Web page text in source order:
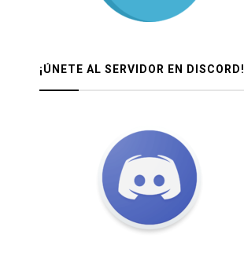
¡ÚNETE AL SERVIDOR EN DISCORD!